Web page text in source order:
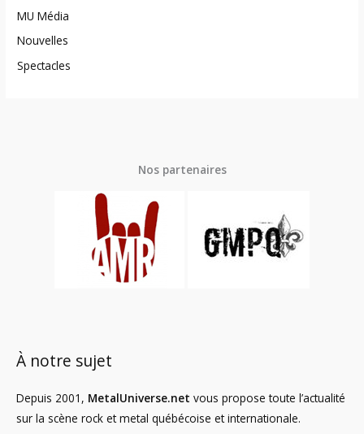
MU Média
Nouvelles
Spectacles
Nos partenaires
À notre sujet
Depuis 2001, MetalUniverse.net vous propose toute l’actualité
sur la scène rock et metal québécoise et internationale.